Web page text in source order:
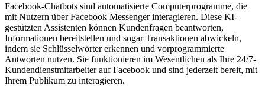
Facebook-Chatbots sind automatisierte Computerprogramme, die
mit Nutzern über Facebook Messenger interagieren. Diese KI-
gestützten Assistenten können Kundenfragen beantworten,
Informationen bereitstellen und sogar Transaktionen abwickeln,
indem sie Schlüsselwörter erkennen und vorprogrammierte
Antworten nutzen. Sie funktionieren im Wesentlichen als Ihre 24/7-
Kundendienstmitarbeiter auf Facebook und sind jederzeit bereit, mit
Ihrem Publikum zu interagieren.